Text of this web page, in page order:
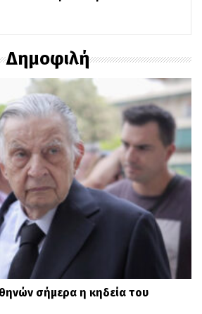
Δημοφιλή
σήμερα η κηδεία του